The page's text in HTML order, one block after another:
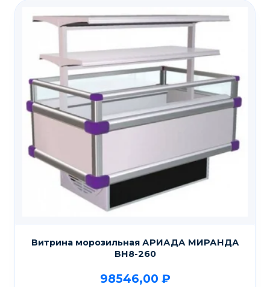
Витрина морозильная АРИАДА МИРАНДА
ВН8-260
98546,00 ₽